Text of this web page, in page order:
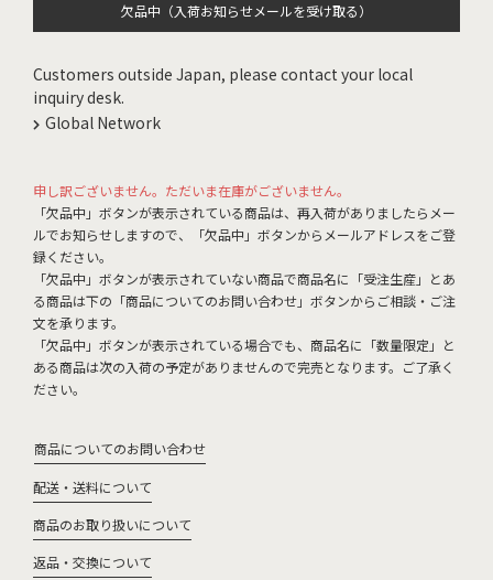
欠品中（入荷お知らせメールを受け取る）
Customers outside Japan, please contact your local
inquiry desk.
Global Network
申し訳ございません。ただいま在庫がございません。
「欠品中」ボタンが表示されている商品は、再入荷がありましたらメー
ルでお知らせしますので、「欠品中」ボタンからメールアドレスをご登
録ください。
「欠品中」ボタンが表示されていない商品で商品名に「受注生産」とあ
る商品は下の「商品についてのお問い合わせ」ボタンからご相談・ご注
文を承ります。
「欠品中」ボタンが表示されている場合でも、商品名に「数量限定」と
ある商品は次の入荷の予定がありませんので完売となります。ご了承く
ださい。
商品についてのお問い合わせ
配送・送料について
商品のお取り扱いについて
返品・交換について